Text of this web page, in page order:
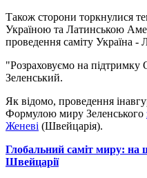
Також сторони торкнулися
Україною та Латинською
проведення саміту Україна -
"Розраховуємо на
Зеленський.
Як відомо, проведення
Формулою миру Зеленського
Женеві (Швейцарія).
Глобальний саміт миру: на
Швейцарії